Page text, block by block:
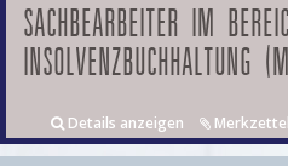
SACHBEARBEITER IM
INSOLVENZBUCHHALTUNG
Details anzeigen